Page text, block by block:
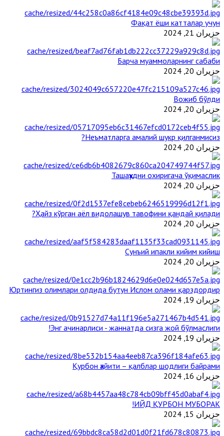
Фақат ёши катталар учун
حزيران 21, 2024
Барча муаммоларнинг сабаби
حزيران 20, 2024
Вожиб бўлди
حزيران 20, 2024
Неъматларга амалий шукр қилганмисиз?
حزيران 20, 2024
Ташаҳҳудни охиригача ўқимаслик
حزيران 20, 2024
Ҳайз кўрган аёл видолашув тавофини қандай қилади?
حزيران 20, 2024
Сунъий ипакли кийим кийиш
حزيران 20, 2024
Юртингиз олимлари олдида бутун Ислом олами қарздордир
حزيران 19, 2024
Энг ачинарлиси - жаннатда сизга жой бўлмаслиги!
حزيران 19, 2024
Қурбон ҳайити – қалблар шодлиги байрами
حزيران 16, 2024
ИЙД ҚУРБОН МУБОРАК!
حزيران 15, 2024